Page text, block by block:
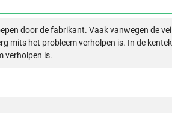
door de fabrikant. Vaak vanwegen de
mits het probleem verholpen is. In de
verholpen is.